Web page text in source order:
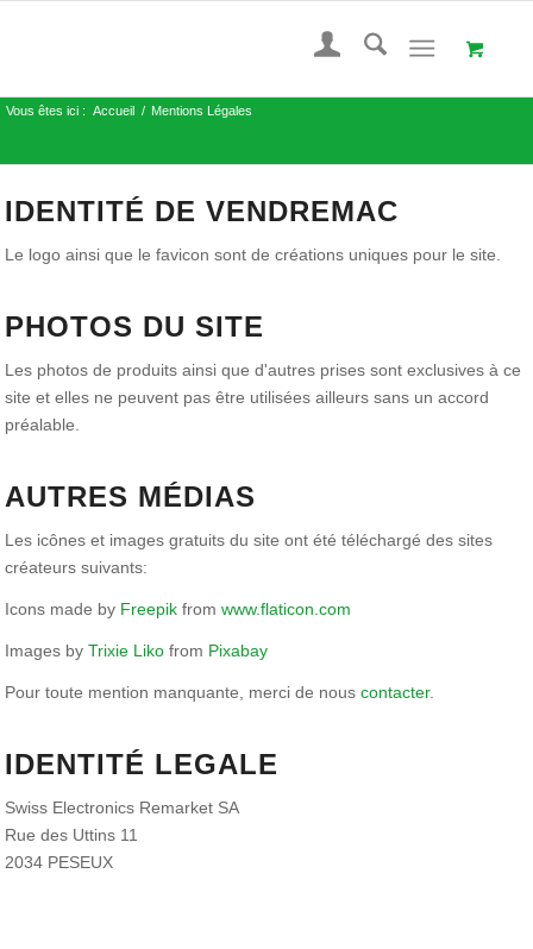
Vous êtes ici : Accueil / Mentions Légales
IDENTITÉ DE VENDREMAC
Le logo ainsi que le favicon sont de créations uniques pour le site.
PHOTOS DU SITE
Les photos de produits ainsi que d'autres prises sont exclusives à ce
site et elles ne peuvent pas être utilisées ailleurs sans un accord
préalable.
AUTRES MÉDIAS
Les icônes et images gratuits du site ont été téléchargé des sites
créateurs suivants:
Icons made by Freepik fromwww.flaticon.com
Images byTrixie Liko from Pixabay
Pour toute mention manquante, merci de nouscontacter.
IDENTITÉ LEGALE
Swiss Electronics Remarket SA
Rue des Uttins 11
2034 PESEUX